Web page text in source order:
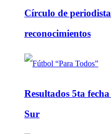
Círculo de
reconocimientos
Resultados 5ta
Sur